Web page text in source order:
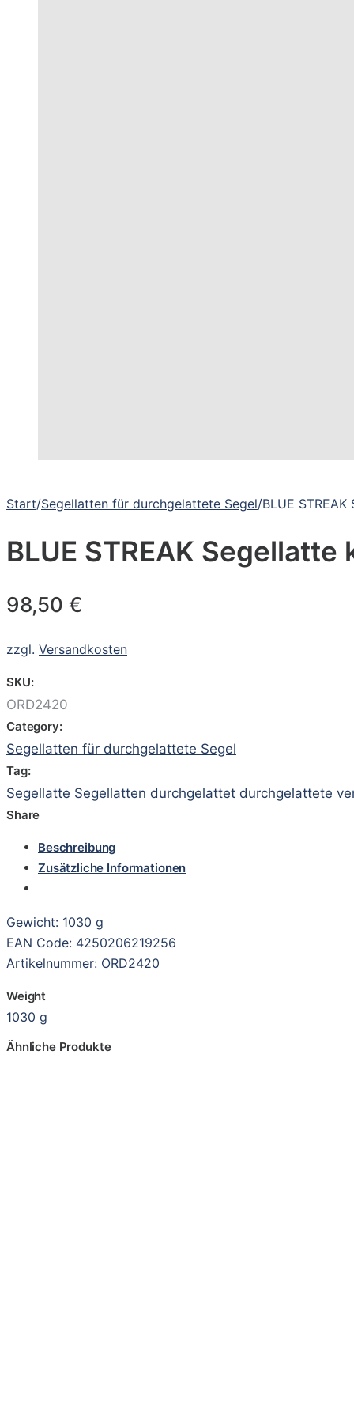
Start/Segellatten für durchgelattete Segel/BLUE
BLUE STREAK
98,50 €
zzgl. Versandkosten
SKU:
ORD2420
Category:
Segellatten für durchgelattete Segel
Tag:
Segellatte Segellatten durchgelattet durchgelattete
Share
Beschreibung
Zusätzliche Informationen
Gewicht: 1030 g
EAN Code: 4250206219256
Artikelnummer: ORD2420
Weight
1030 g
Ähnliche Produkte